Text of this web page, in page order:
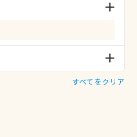
すべてをクリア